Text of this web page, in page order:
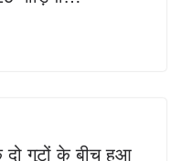
दो गुटों के बीच हुआ